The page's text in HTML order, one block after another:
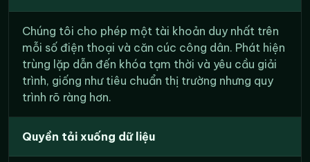
Chúng tôi cho phép một tài khoản duy nhất trên
mỗi số điện thoại và căn cúc công dân. Phát hiện
trùng lặp dẫn đến khóa tạm thời và yêu cầu giải
trình, giống như tiêu chuẩn thị trường nhưng quy
trình rõ ràng hơn.
Quyền tải xuống dữ liệu